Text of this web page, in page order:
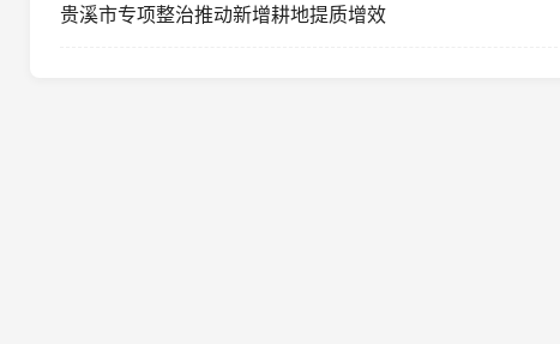
贵溪市专项整治推动新增耕地提质增效